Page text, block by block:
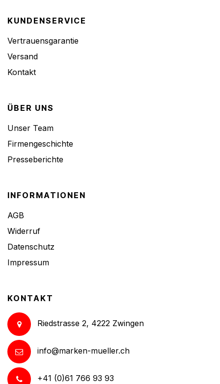
KUNDENSERVICE
Vertrauensgarantie
Versand
Kontakt
ÜBER UNS
Unser Team
Firmengeschichte
Presseberichte
INFORMATIONEN
AGB
Widerruf
Datenschutz
Impressum
KONTAKT
Riedstrasse 2, 4222 Zwingen
info@marken-mueller.ch
+41 (0)61 766 93 93